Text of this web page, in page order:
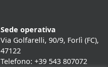
Sede operativa
Via Golfarelli, 90/9, Forlì (FC),
47122
Telefono: +39 543 807072